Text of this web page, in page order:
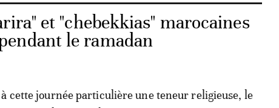
et "chebekkias" marocaines
le ramadan
cette journée particulière une teneur religieuse, le